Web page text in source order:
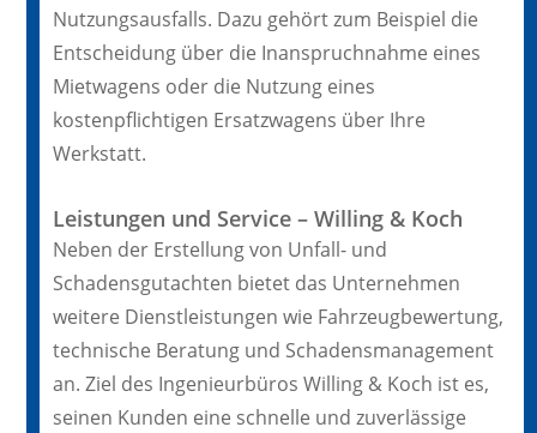
Nutzungsausfalls. Dazu gehört zum Beispiel die
Entscheidung über die Inanspruchnahme eines
Mietwagens oder die Nutzung eines
kostenpflichtigen Ersatzwagens über Ihre
Werkstatt.
Leistungen und Service – Willing & Koch
Neben der Erstellung von Unfall- und
Schadensgutachten bietet das Unternehmen
weitere Dienstleistungen wie Fahrzeugbewertung,
technische Beratung und Schadensmanagement
an. Ziel des Ingenieurbüros Willing & Koch ist es,
seinen Kunden eine schnelle und zuverlässige